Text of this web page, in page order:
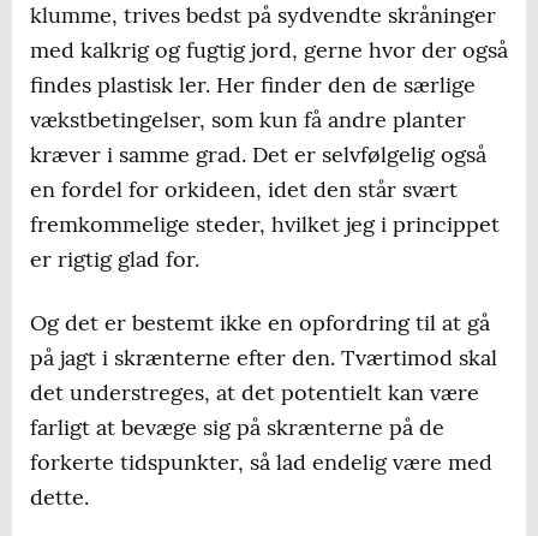
klumme, trives bedst på sydvendte skråninger
med kalkrig og fugtig jord, gerne hvor der også
findes plastisk ler. Her finder den de særlige
vækstbetingelser, som kun få andre planter
kræver i samme grad. Det er selvfølgelig også
en fordel for orkideen, idet den står svært
fremkommelige steder, hvilket jeg i princippet
er rigtig glad for.
Og det er bestemt ikke en opfordring til at gå
på jagt i skrænterne efter den. Tværtimod skal
det understreges, at det potentielt kan være
farligt at bevæge sig på skrænterne på de
forkerte tidspunkter, så lad endelig være med
dette.